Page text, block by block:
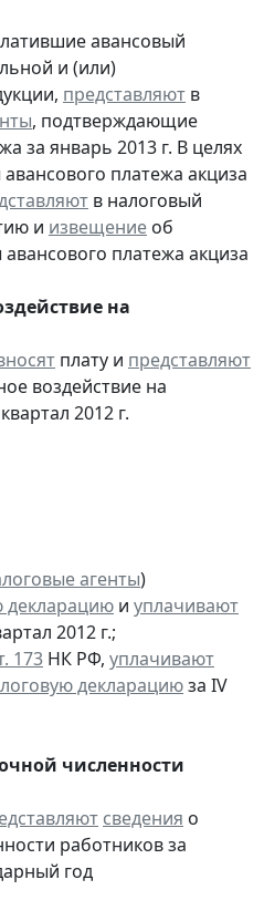
авансовый
и (или)
представляют в
, подтверждающие
за январь 2013 г. В целях
платежа акциза
в налоговый
и извещение об
платежа акциза
на
плату и представляют
воздействие на
2012 г.
агенты)
декларацию и уплачивают
2012 г.;
173 НК РФ, уплачивают
декларациюза IV
численности
сведения о
работников за
год